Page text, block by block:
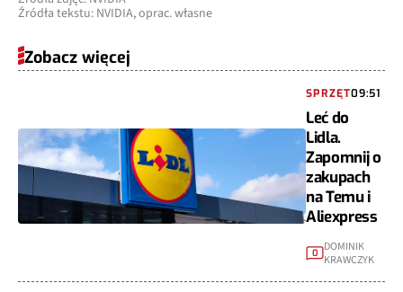
Źródła tekstu: NVIDIA, oprac. własne
Zobacz więcej
SPRZĘT09:51
Leć do
Lidla.
Zapomnij o
zakupach
na Temu i
Aliexpress
0
DOMINIK
KRAWCZYK